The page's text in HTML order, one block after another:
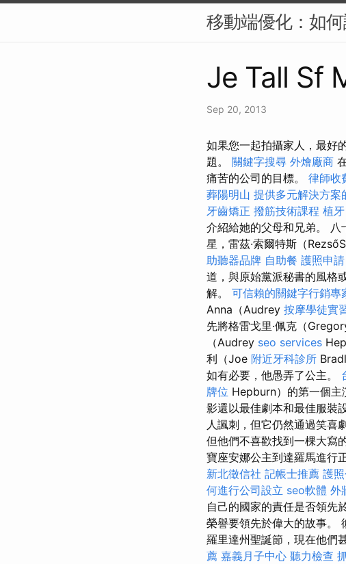
移動端優化：如
Je Tall Sf
Sep 20, 2013
如果您一起拍攝家人，最好
題。 關鍵字搜尋 外燴廠商
痛苦的公司的目標。 律師收
葬陽明山 提供多元解決方案
牙齒矯正 撥筋技術課程 植牙
介紹給她的父母和兄弟。
星，雷茲·索爾特斯（
助聽器品牌 自助餐 護照申請
道，與原始黨派秘書的風格
解。 可信賴的關鍵字行銷專
Anna（Audrey 按摩學徒實
先將格雷戈里·佩克（
（Audrey seo services
利（Joe 附近牙科診所
如有必要，他愚弄了公主。
牌位 Hepburn）的第一個主
影還以最佳劇本和最佳服裝
人諷刺，但它仍然通過笑喜
但他們不喜歡找到一棵大寫
寶座安娜公主到達羅馬進行
新北徵信社 記帳士推薦 護
何進行公司設立 seo軟體 外
自己的國家的責任是否領先
榮譽要領先於偉大的故事。
羅里達州聖誕節，現在他們
薦 嘉義月子中心 聽力檢查